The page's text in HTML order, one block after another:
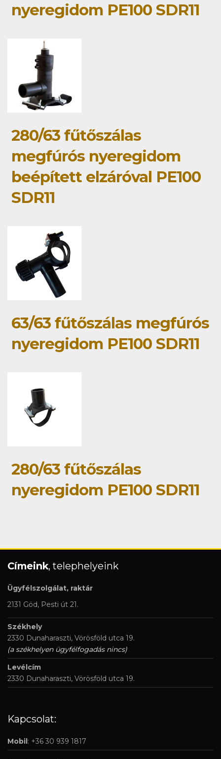
nyeregidom PE100 SDR11
280/63 fűtőszálas
megfúrós nyeregidom
beépített elzáróval PE100
SDR11
63/63 fűtőszálas megfúrós
nyeregidom PE100 SDR11
280/63 fűtőszálas
nyeregidom PE100 SDR11
Címeink, telephelyeink
Ügyfélszolgálat, raktár
2131 Göd, Pesti út 21.
Székhely
2330 Dunaharaszti, Vörösföld utca 19.
(a székhelyen ügyfélfogadás nincs)
Levélcím
2330 Dunaharaszti, Vörösföld utca 19.
Kapcsolat:
Mobil: +36 30 939 1817